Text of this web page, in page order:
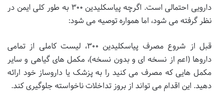
دارویی احتمالی است. اگرچه پیاسکلیدین ۳۰۰ به طور کلی ایمن در
نظر گرفته می شود، اما همواره توصیه می شود:
قبل از شروع مصرف پیاسکلیدین ۳۰۰، لیست کاملی از تمامی
داروها (اعم از نسخه ای و بدون نسخه)، مکمل های گیاهی و سایر
مکمل هایی که مصرف می کنید را به پزشک یا داروساز خود ارائه
دهید. این اقدام می تواند از بروز تداخلات ناخواسته جلوگیری کند.